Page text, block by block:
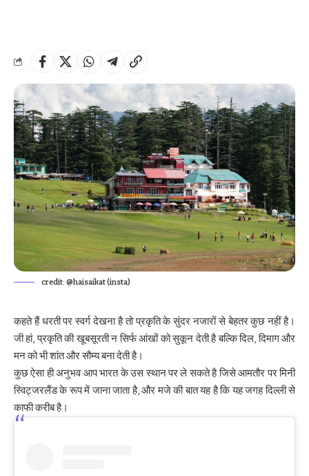
credit: @haisaikat (insta)
कहते हैं धरती पर स्वर्ग देखना है तो प्रकृति के सुंदर नजारों से बेहतर कुछ नहीं है।
जी हां, प्रकृति की खूबसूरती न सिर्फ आंखों को सुकून देती है बल्कि दिल, दिमाग और
मन को भी शांत और सौम्य बना देती है।
कुछ ऐसा ही अनुभव आप भारत के उस स्थान पर ले सकते है जिसे आमतौर पर मिनी
स्विट्जरलैंड के रूप में जाना जाता है, और मजे की बात यह है कि यह जगह दिल्ली से
काफी करीब है।